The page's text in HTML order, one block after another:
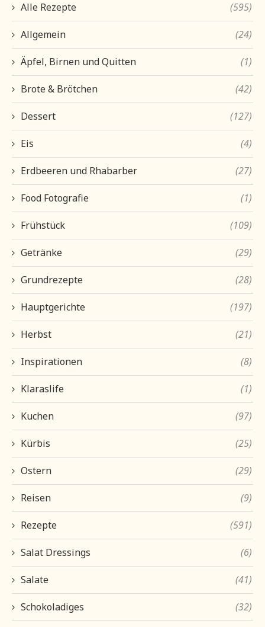
Alle Rezepte (595)
Allgemein (24)
Äpfel, Birnen und Quitten (1)
Brote & Brötchen (42)
Dessert (127)
Eis (4)
Erdbeeren und Rhabarber (27)
Food Fotografie (1)
Frühstück (109)
Getränke (29)
Grundrezepte (28)
Hauptgerichte (197)
Herbst (21)
Inspirationen (8)
Klaraslife (1)
Kuchen (97)
Kürbis (25)
Ostern (29)
Reisen (9)
Rezepte (591)
Salat Dressings (6)
Salate (41)
Schokoladiges (32)